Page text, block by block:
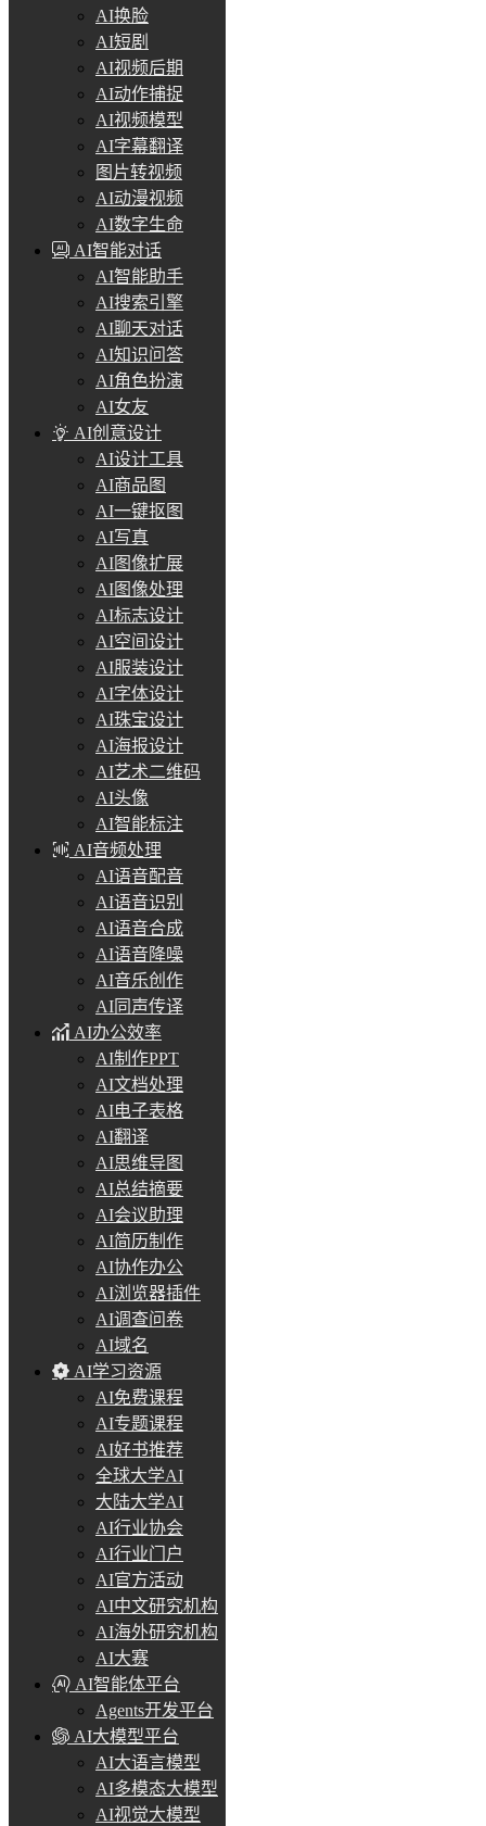
AI换脸
AI短剧
AI视频后期
AI动作捕捉
AI视频模型
AI字幕翻译
图片转视频
AI动漫视频
AI数字生命
AI智能对话
AI智能助手
AI搜索引擎
AI聊天对话
AI知识问答
AI角色扮演
AI女友
AI创意设计
AI设计工具
AI商品图
AI一键抠图
AI写真
AI图像扩展
AI图像处理
AI标志设计
AI空间设计
AI服装设计
AI字体设计
AI珠宝设计
AI海报设计
AI艺术二维码
AI头像
AI智能标注
AI音频处理
AI语音配音
AI语音识别
AI语音合成
AI语音降噪
AI音乐创作
AI同声传译
AI办公效率
AI制作PPT
AI文档处理
AI电子表格
AI翻译
AI思维导图
AI总结摘要
AI会议助理
AI简历制作
AI协作办公
AI浏览器插件
AI调查问卷
AI域名
AI学习资源
AI免费课程
AI专题课程
AI好书推荐
全球大学AI
大陆大学AI
AI行业协会
AI行业门户
AI官方活动
AI中文研究机构
AI海外研究机构
AI大赛
AI智能体平台
Agents开发平台
AI大模型平台
AI大语言模型
AI多模态大模型
AI视觉大模型